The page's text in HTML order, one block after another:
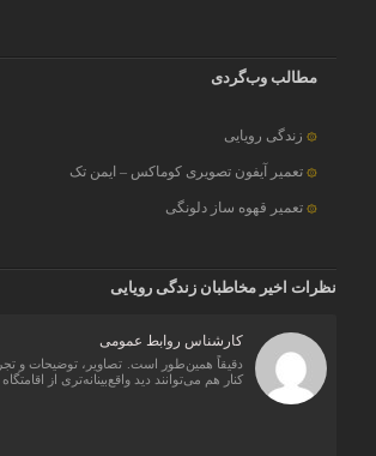
مطالب وب‌گردی
زندگی رویایی
تعمیر آیفون تصویری کوماکس – ایمن تک
تعمیر قهوه ساز دلونگی
نظرات اخیر مخاطبان زندگی رویایی
کارشناس روابط عمومی
دقیقاً همین‌طور است. تصاویر، توضیحات و
کنار هم می‌توانند دید واقع‌بینانه‌تری از